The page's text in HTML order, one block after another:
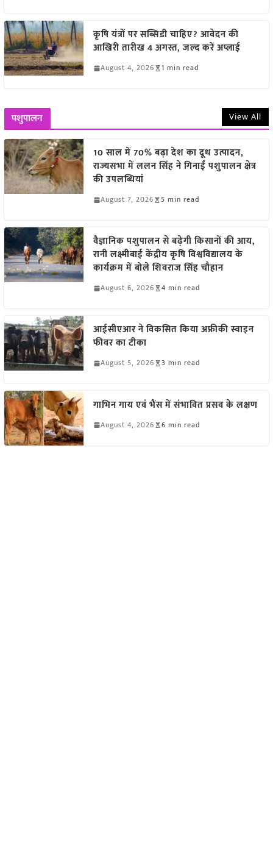
कृषि यंत्रों पर सब्सिडी चाहिए? आवेदन की
आखिरी तारीख 4 अगस्त, जल्द करें अप्लाई
August 4, 2026 1 min read
पशुपालन View All
10 साल में 70% बढ़ा देश का दूध उत्पादन,
राज्यसभा में ललन सिंह ने गिनाईं पशुपालन क्षेत्र
की उपलब्धियां
August 7, 2026 5 min read
वैज्ञानिक पशुपालन से बढ़ेगी किसानों की आय,
रानी लक्ष्मीबाई केंद्रीय कृषि विश्वविद्यालय के
कार्यक्रम में बोले शिवराज सिंह चौहान
August 6, 2026 4 min read
आईसीएआर ने विकसित किया अफ्रीकी स्वाइन
फीवर का टीका
August 5, 2026 3 min read
गाभिन गाय एवं भैंस में संभावित प्रसव के लक्षण
August 4, 2026 6 min read